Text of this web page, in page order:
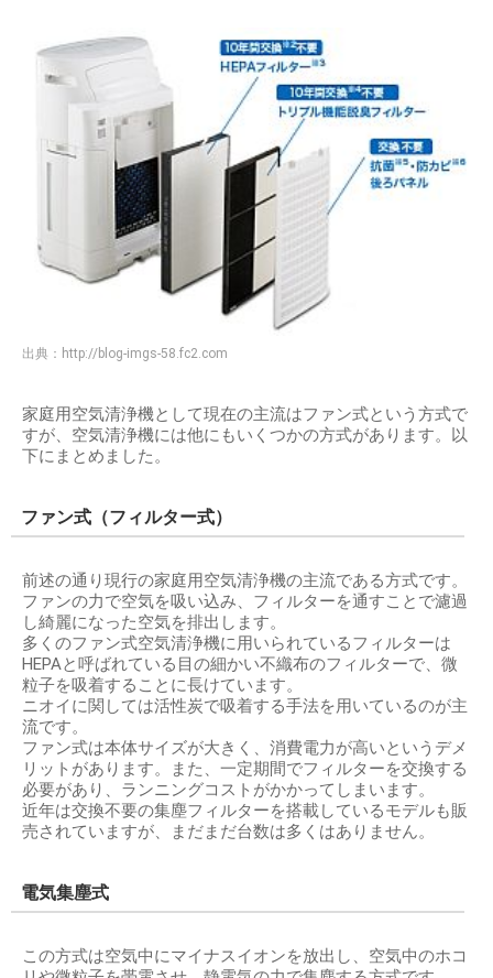
出典： http://blog-imgs-58.fc2.com
家庭用空気清浄機として現在の主流はファン式という方式で
すが、空気清浄機には他にもいくつかの方式があります。以
下にまとめました。
ファン式（フィルター式）
前述の通り現行の家庭用空気清浄機の主流である方式です。
ファンの力で空気を吸い込み、フィルターを通すことで濾過
し綺麗になった空気を排出します。
多くのファン式空気清浄機に用いられているフィルターは
HEPAと呼ばれている目の細かい不織布のフィルターで、微
粒子を吸着することに長けています。
ニオイに関しては活性炭で吸着する手法を用いているのが主
流です。
ファン式は本体サイズが大きく、消費電力が高いというデメ
リットがあります。また、一定期間でフィルターを交換する
必要があり、ランニングコストがかかってしまいます。
近年は交換不要の集塵フィルターを搭載しているモデルも販
売されていますが、まだまだ台数は多くはありません。
電気集塵式
この方式は空気中にマイナスイオンを放出し、空気中のホコ